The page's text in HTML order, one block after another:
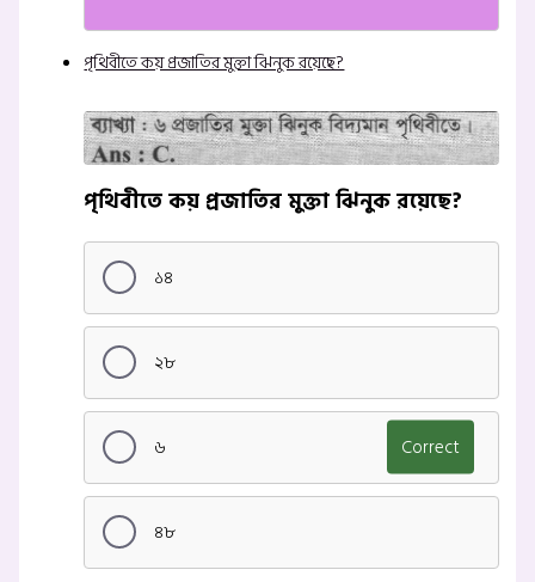
পৃথিবীতে কয় প্রজাতির মুক্তা ঝিনুক রয়েছে?
পৃথিবীতে কয় প্রজাতির মুক্তা ঝিনুক রয়েছে?
১৪
২৮
৬ Correct
৪৮